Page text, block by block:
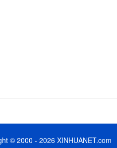
© 2000 - 2026